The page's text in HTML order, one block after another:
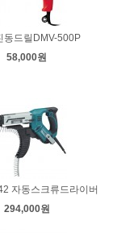
동드릴DMV-500P
58,000원
자동스크류드라이버
294,000원